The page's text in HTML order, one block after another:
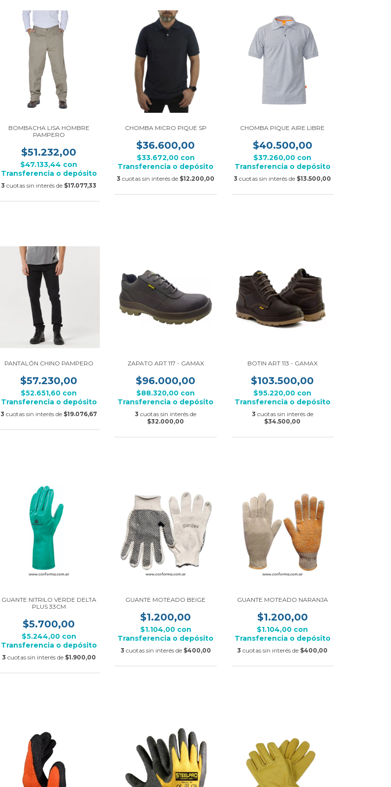
BOMBACHA LISA HOMBRE
PAMPERO
$51.232,00
$47.133,44 con
Transferencia o depósito
3 cuotas sin interés de $17.077,33
CHOMBA MICRO PIQUE SP
$36.600,00
$33.672,00 con
Transferencia o depósito
3 cuotas sin interés de $12.200,00
CHOMBA PIQUE AIRE LIBRE
$40.500,00
$37.260,00 con
Transferencia o depósito
3 cuotas sin interés de $13.500,00
PANTALÓN CHINO PAMPERO
$57.230,00
$52.651,60 con
Transferencia o depósito
3 cuotas sin interés de $19.076,67
ZAPATO ART 117 - GAMAX
$96.000,00
$88.320,00 con
Transferencia o depósito
3 cuotas sin interés de
$32.000,00
BOTIN ART 113 - GAMAX
$103.500,00
$95.220,00 con
Transferencia o depósito
3 cuotas sin interés de
$34.500,00
GUANTE NITRILO VERDE DELTA
PLUS 33CM
$5.700,00
$5.244,00 con
Transferencia o depósito
3 cuotas sin interés de $1.900,00
GUANTE MOTEADO BEIGE
$1.200,00
$1.104,00 con
Transferencia o depósito
3 cuotas sin interés de $400,00
GUANTE MOTEADO NARANJA
$1.200,00
$1.104,00 con
Transferencia o depósito
3 cuotas sin interés de $400,00